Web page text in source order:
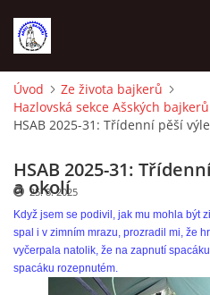
ÚVOD
VYBAVENÍ NA TRÉNINKY
VEDENÍ ODDÍLU
KONTAKTY
Úvod
Ze života bajkerů
Hazlovská sekce Ašských bajkerů
HSAB 2025-31: Třídenní pěší
HSAB 2025-31:
a okolí
Když jsem se podivil, jak mu mohla být
spal i v zimním mrazu, prozradil mi, že
vyčerpala natolik, že na zapnutí
spacáku rozepnutém.
25. 8. 2025